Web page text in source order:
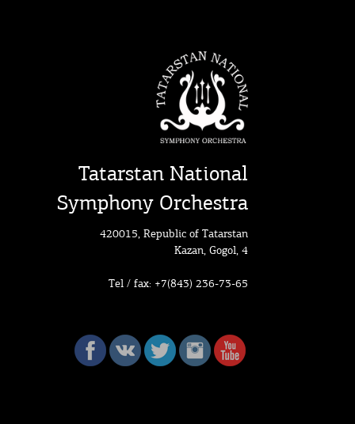
Tatarstan National
Symphony Orchestra
420015, Republic of Tatarstan
Kazan, Gogol, 4
Tel / fax: +7(843) 236-73-65